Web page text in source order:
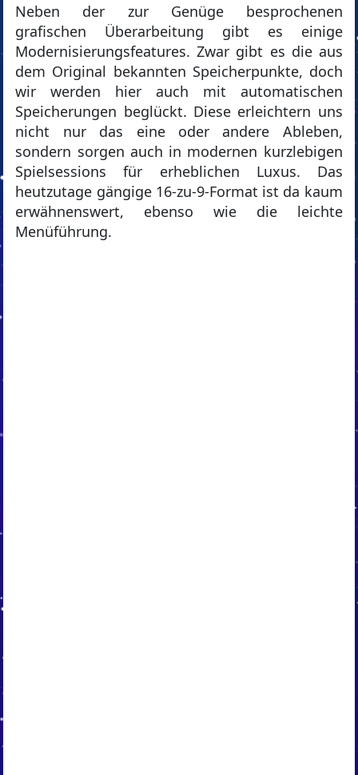
Neben der zur Genüge besprochenen
grafischen Überarbeitung gibt es einige
Modernisierungsfeatures. Zwar gibt es die aus
dem Original bekannten Speicherpunkte, doch
wir werden hier auch mit automatischen
Speicherungen beglückt. Diese erleichtern uns
nicht nur das eine oder andere Ableben,
sondern sorgen auch in modernen kurzlebigen
Spielsessions für erheblichen Luxus. Das
heutzutage gängige 16-zu-9-Format ist da kaum
erwähnenswert, ebenso wie die leichte
Menüführung.